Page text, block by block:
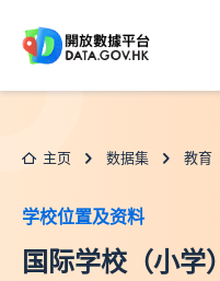
主页 数据集 教育
学校位置及资料
国际学校（小学）